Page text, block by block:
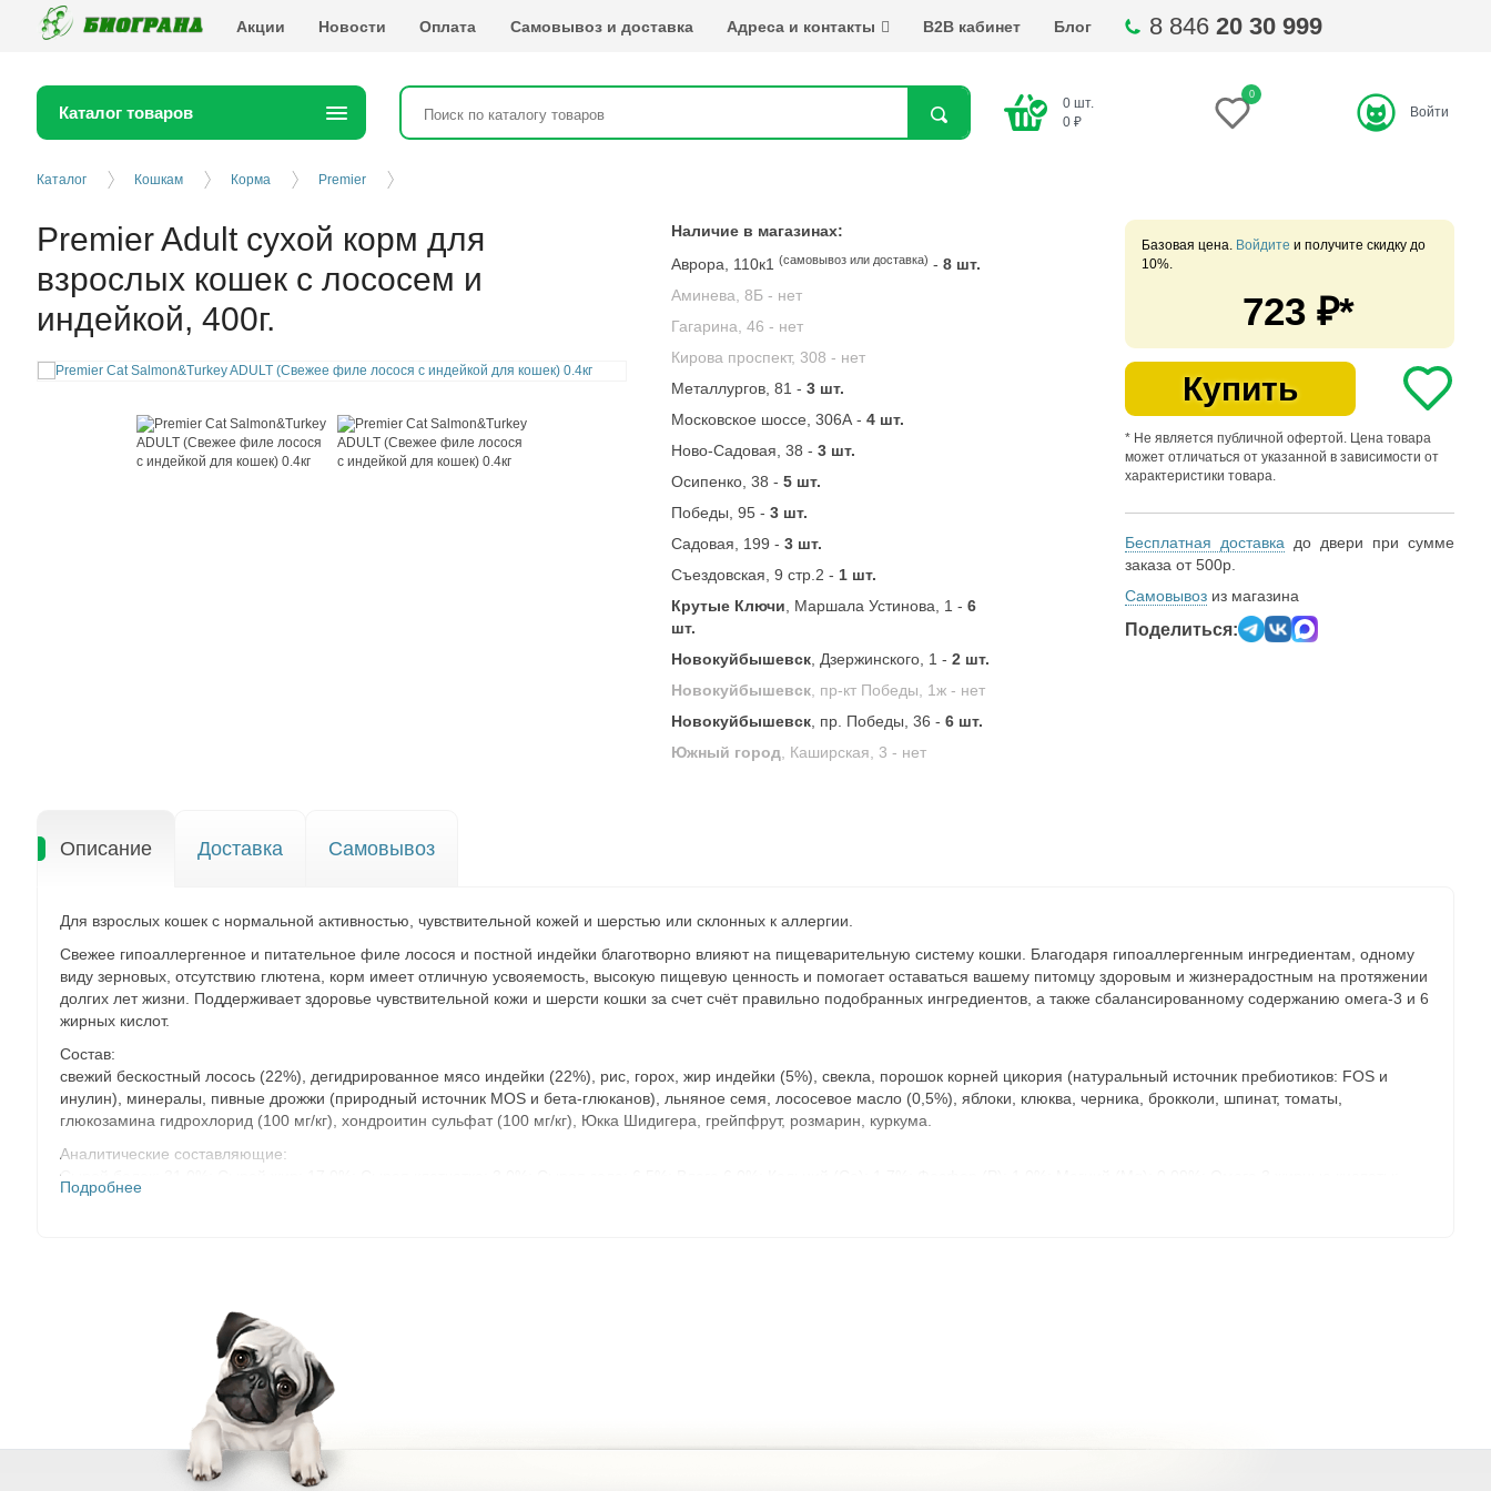
Акции Новости Оплата Самовывоз и доставка Адреса и контакты B2B кабинет Блог 8 846 20 30 999
Каталог товаров Найти
0 шт.
0 ₽
0
Войти
Каталог Кошкам Корма Premier
Premier Adult сухой корм для
взрослых кошек с лососем и
индейкой, 400г.
Наличие в магазинах:
Аврора, 110к1(самовывоз или доставка) -8 шт.
Аминева, 8Б - нет
Гагарина, 46 - нет
Кирова проспект, 308 - нет
Металлургов, 81 -3 шт.
Московское шоссе, 306А -4 шт.
Ново-Садовая, 38 -3 шт.
Осипенко, 38 -5 шт.
Победы, 95 -3 шт.
Садовая, 199 -3 шт.
Съездовская, 9 стр.2 - 1 шт.
Крутые Ключи , Маршала Устинова, 1 -6
шт.
Новокуйбышевск , Дзержинского, 1 -2 шт.
Новокуйбышевск , пр-кт Победы, 1ж - нет
Новокуйбышевск , пр. Победы, 36 -6 шт.
Южный город , Каширская, 3 - нет
Базовая цена. Войдите и получите скидку до
10%.
723₽*
Купить
* Не является публичной офертой. Цена товара
может отличаться от указанной в зависимости от
характеристики товара.
Бесплатная доставка до двери при сумме
заказа от 500р.
Самовывоз из магазина
Поделиться:
Описание Доставка Самовывоз
Для взрослых кошек с нормальной активностью, чувствительной кожей и шерстью или склонных к аллергии.
Свежее гипоаллергенное и питательное филе лосося и постной индейки благотворно влияют на пищеварительную систему кошки. Благодаря гипоаллергенным ингредиентам, одному
виду зерновых, отсутствию глютена, корм имеет отличную усвояемость, высокую пищевую ценность и помогает оставаться вашему питомцу здоровым и жизнерадостным на протяжении
долгих лет жизни. Поддерживает здоровье чувствительной кожи и шерсти кошки за счет счёт правильно подобранных ингредиентов, а также сбалансированному содержанию омега-3 и 6
жирных кислот.
Состав:
свежий бескостный лосось (22%), дегидрированное мясо индейки (22%), рис, горох, жир индейки (5%), свекла, порошок корней цикория (натуральный источник пребиотиков: FOS и
инулин), минералы, пивные дрожжи (природный источник MOS и бета-глюканов), льняное семя, лососевое масло (0,5%), яблоки, клюква, черника, брокколи, шпинат, томаты,
глюкозамина гидрохлорид (100 мг/кг), хондроитин сульфат (100 мг/кг), Юкка Шидигера, грейпфрут, розмарин, куркума.
Аналитические составляющие:
Сырой белок: 31,0%; Сырой жир: 17,0%; Сырая клетчатка: 3,0%; Сырая зола: 6,5%; Влага 6,0%; Кальций (Ca): 1,7%; Фосфор (P): 1,0%; Магний (Mg): 0,09%; Омега 3 жирные кислоты:
1,1%; Омега 6 жирные кислоты: 2,6%.
Витамин A (3a672a): 20,000 МЕ/кг; Витамин D3 (3a671): 1750 МЕ/кг; Витамин Е (3a700): 200 мг/кг; Витамин K3 (3a711): 4 мг/кг; Витамин B1 (3a821): 10 мг/кг; Витамин B2 (3a825i): 8 мг/кг;
Витамин B6 (3a831): 8 мг/кг; Витамин B12 (цианокобаламин): 50 мкг/кг; Кальций-D-пантотенат (3a841): 16,5 мг/кг; Фолиевая кислота (3a316): 5 мг/кг; Биотин (3a880): 200 мкг/кг; Таурин
(3a370): 1500 мг/кг; Ниацин (3a315): 80 мг/кг; DL-метионин (3c301): 5,000 мг/кг.
Медь (3b405): 5 мг/кг; Цинк (3b605): 50 мг/кг; Марганец (3b503): 5 мг/кг; Йод (3b202): 1,5 мг/кг; Селен (3b801): 0,2 мг/кг.
богатые токоферолом экстракты из растительных масел (1b306(i)): 1,000 мг/кг.
Подробнее